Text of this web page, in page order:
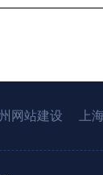
网站建设 上